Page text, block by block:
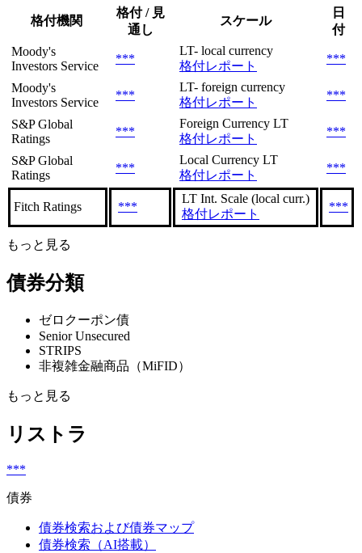
格付機関
格付 / 見
通し
スケール
日
付
Moody's
Investors Service
***
LT- local currency
格付レポート
***
Moody's
Investors Service
***
LT- foreign currency
格付レポート
***
S&P Global
Ratings
***
Foreign Currency LT
格付レポート
***
S&P Global
Ratings
***
Local Currency LT
格付レポート
***
Fitch Ratings ***
LT Int. Scale (local curr.)
格付レポート
***
もっと見る
債券分類
ゼロクーポン債
Senior Unsecured
STRIPS
非複雑金融商品（MiFID）
もっと見る
リストラ
***
債券
債券検索および債券マップ
債券検索（AI搭載）